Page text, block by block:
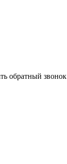
обратный звонок